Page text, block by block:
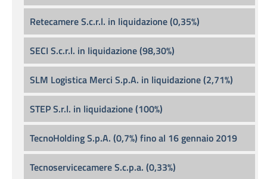
Retecamere S.c.r.l. in liquidazione (0,35%)
SECI S.c.r.l. in liquidazione (98,30%)
SLM Logistica Merci S.p.A. in liquidazione (2,71%)
STEP S.r.l. in liquidazione (100%)
TecnoHolding S.p.A. (0,7%) fino al 16 gennaio 2019
Tecnoservicecamere S.c.p.a. (0,33%)